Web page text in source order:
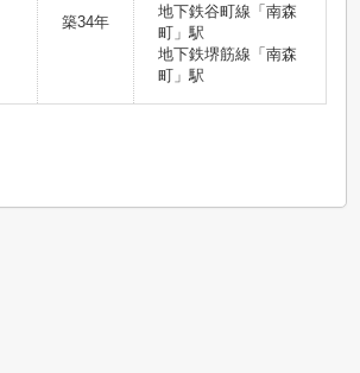
築34年
地下鉄谷町線「南森
町」駅
地下鉄堺筋線「南森
町」駅